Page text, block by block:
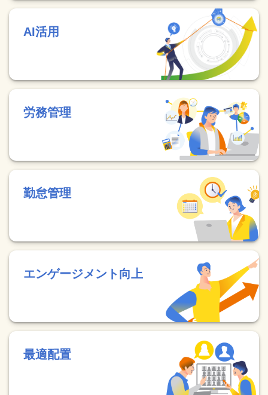
AI活用
労務管理
勤怠管理
エンゲージメント向上
最適配置